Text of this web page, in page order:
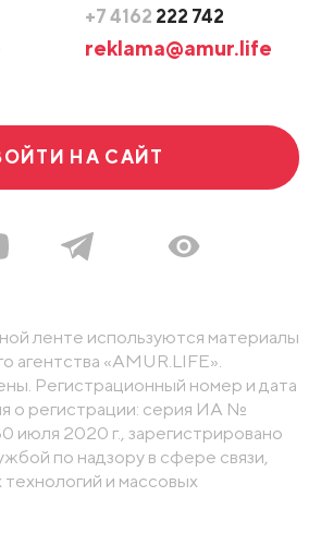
+7 4162 222 742
reklama@amur.life
НА САЙТ
ленте используются материалы
агентства «AMUR.LIFE».
Регистрационный номер и дата
о регистрации: серия ИА №
июля 2020 г., зарегистрировано
по надзору в сфере связи,
и массовых